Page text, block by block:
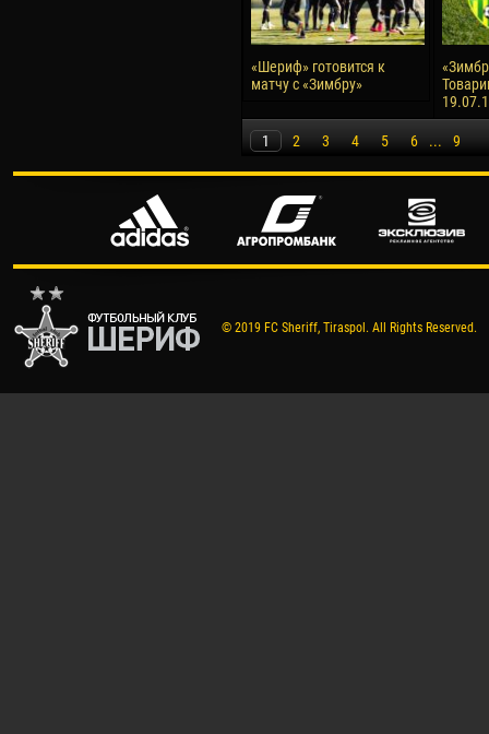
«Шериф» готовится к
матчу с «Зимбру»
1 2 3 4 5 6 ... 9
© 2019 FC Sheriff, Tiraspol. All Rights Reserved.